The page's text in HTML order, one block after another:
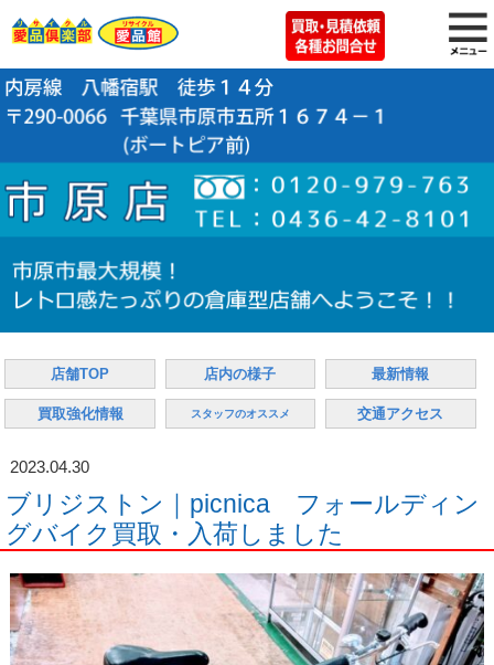
店舗TOP 店内の様子 最新情報
買取強化情報 スタッフのオススメ 交通アクセス
2023.04.30
ブリジストン｜picnica フォールディン
グバイク買取・入荷しました